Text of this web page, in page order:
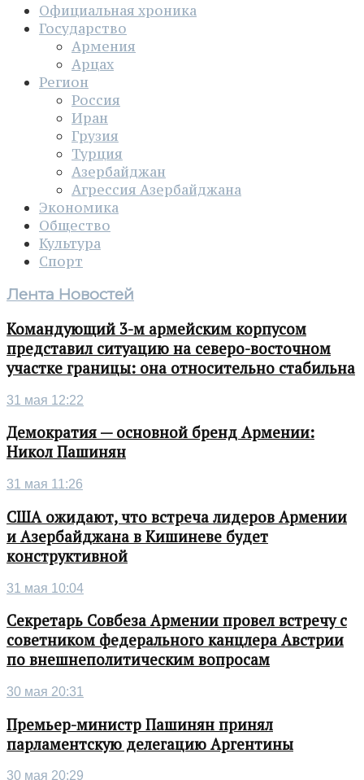
Официальная хроника
Государство
Армения
Арцах
Регион
Россия
Иран
Грузия
Турция
Азербайджан
Агрессия Азербайджана
Экономика
Общество
Культура
Спорт
Лента Новостей
Командующий 3-м армейским корпусом
представил ситуацию на северо-восточном
участке границы: она относительно стабильна
31 мая 12:22
Демократия — основной бренд Армении:
Никол Пашинян
31 мая 11:26
США ожидают, что встреча лидеров Армении
и Азербайджана в Кишиневе будет
конструктивной
31 мая 10:04
Секретарь Совбеза Армении провел встречу с
советником федерального канцлера Австрии
по внешнеполитическим вопросам
30 мая 20:31
Премьер-министр Пашинян принял
парламентскую делегацию Аргентины
30 мая 20:29